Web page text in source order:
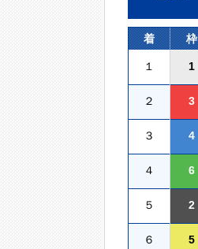
着 枠
１ 1
２ 3
３ 4
４ 6
５ 2
６ 5